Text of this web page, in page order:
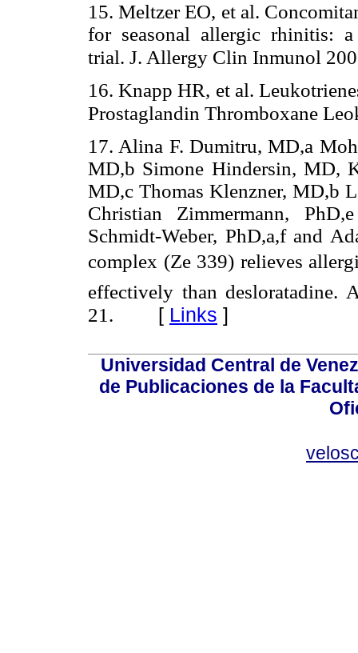
15. Meltzer EO, et al.
for seasonal allergic rhinitis:
trial. J. Allergy Clin Inmunol
16. Knapp HR, et al.
Prostaglandin Thromboxane
17. Alina F. Dumitru, MD,a
MD,b Simone Hindersin, MD,
MD,c Thomas Klenzner, MD,b
Christian Zimmermann,
Schmidt-Weber, PhD,a,f and
complex (Ze 339) relieves
effectively than desloratadine.
21. [ Links ]
Universidad Central de
de Publicaciones de la